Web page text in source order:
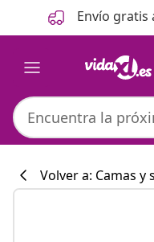
Anterior
Siguiente Envío gratis
Volver a: Camas y